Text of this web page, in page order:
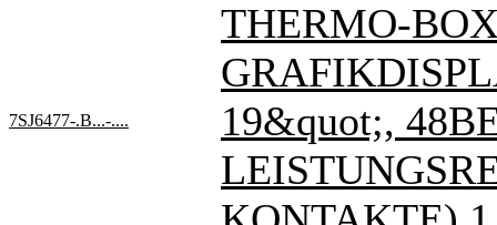
7SJ6477-.B...-....
THERMO-
19&quot;,